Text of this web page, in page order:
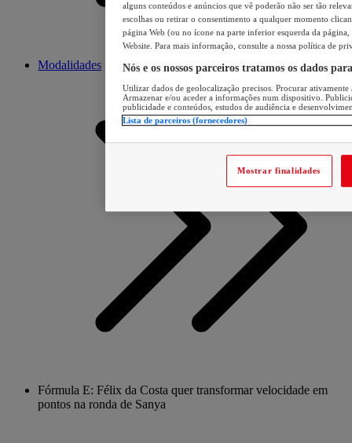
Modalidades
Fórmula E: Félix da Costa quer transformar velocidade em
pontos na ronda de Sanya
alguns conteúdos e anúncios que vê poderão não ser tão
escolhas ou retirar o consentimento a qualquer momento
página Web (ou no ícone na parte inferior esquerda da página,
Website. Para mais informação, consulte a nossa política de
Nós e os nossos parceiros tratamos os dados
Utilizar dados de geolocalização precisos. Procurar
Armazenar e/ou aceder a informações num dispositivo.
publicidade e conteúdos, estudos de audiência e
Lista de parceiros (fornecedores)
Mostrar finalidades